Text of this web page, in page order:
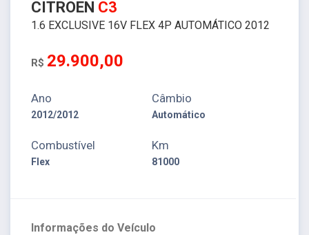
CITROEN C3
1.6 EXCLUSIVE 16V FLEX 4P AUTOMÁTICO 2012
R$ 29.900,00
Ano
2012/2012
Câmbio
Automático
Combustível
Flex
Km
81000
Informações do Veículo